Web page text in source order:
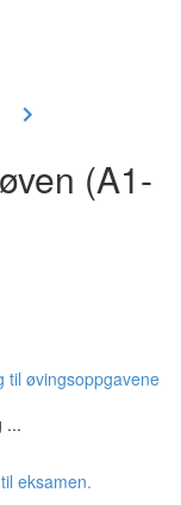
(A1-
til øvingsoppgavene
...
eksamen.